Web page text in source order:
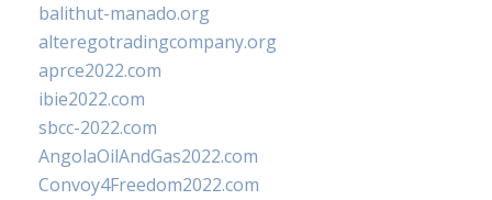
balithut-manado.org
alteregotradingcompany.org
aprce2022.com
ibie2022.com
sbcc-2022.com
AngolaOilAndGas2022.com
Convoy4Freedom2022.com